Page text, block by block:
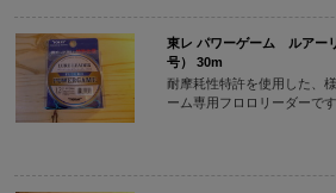
東レ パワーゲーム ルアー
号） 30m
耐摩耗性特許を使用した、
ーム専用フロロリーダーです